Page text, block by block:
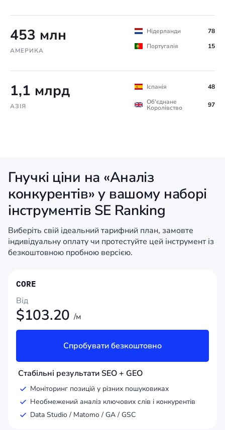
453 млн
АМЕРИКА
Нідерланди
78
Португалія
15
1,1 млрд
АЗІЯ
Іспанія
48
Об'єднане
Королівство 97
Гнучкі ціни на «Аналіз
конкурентів» у вашому наборі
інструментів SE Ranking
Виберіть свій ідеальний тарифний план, замовте
індивідуальну оплату чи протестуйте цей інструмент із
безкоштовною пробною версією.
CORE
Від
$103.20 /м
Спробувати безкоштовно
Стабільні результати SEO + GEO
Моніторинг позицій у різних пошуковиках
Необмежений аналіз ключових слів і конкурентів
Data Studio / Matomo / GA / GSC